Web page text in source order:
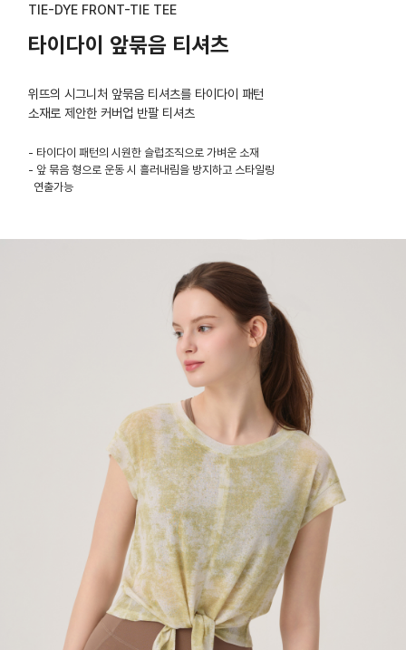
TIE-DYE FRONT-TIE TEE
타이다이 앞묶음 티셔츠
위뜨의 시그니처 앞묶음 티셔츠를 타이다이 패턴
소재로 제안한 커버업 반팔 티셔츠
- 타이다이 패턴의 시원한 슬럽조직으로 가벼운 소재
- 앞 묶음 형으로 운동 시 흘러내림을 방지하고 스타일링
연출가능